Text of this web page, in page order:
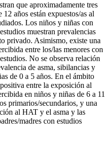
que aproximadamente tres
años están expuestos/as al
Los niños y niñas con
muestran prevalencias
privado. Asimismo, existe una
entre los/las menores con
No se observa relación
de asma, sibilancias y
de 0 a 5 años. En el ámbito
entre la exposición al
en niños y niñas de 6 a 11
primarios/secundarios, y una
al HAT y el asma y las
madres con estudios